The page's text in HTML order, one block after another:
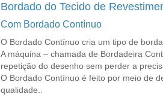
Bordado do Tecido de
Com Bordado Contínuo
O Bordado Contínuo cria um tipo de
A máquina – chamada de Bordadeira
repetição do desenho sem perder a
O Bordado Contínuo é feito por meio de
qualidade..